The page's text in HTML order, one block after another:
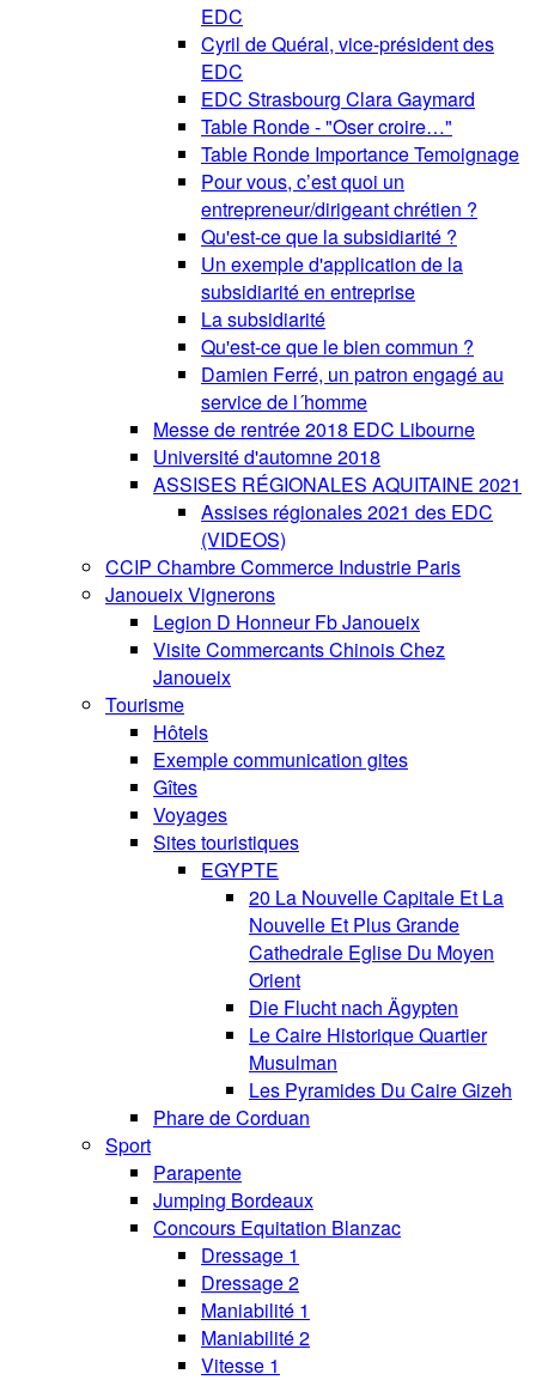
EDC
Cyril de Quéral, vice-président des
EDC
EDC Strasbourg Clara Gaymard
Table Ronde - "Oser croire…"
Table Ronde Importance Temoignage
Pour vous, c’est quoi un
entrepreneur/dirigeant chrétien ?
Qu'est-ce que la subsidiarité ?
Un exemple d'application de la
subsidiarité en entreprise
La subsidiarité
Qu'est-ce que le bien commun ?
Damien Ferré, un patron engagé au
service de l´homme
Messe de rentrée 2018 EDC Libourne
Université d'automne 2018
ASSISES RÉGIONALES AQUITAINE 2021
Assises régionales 2021 des EDC
(VIDEOS)
CCIP Chambre Commerce Industrie Paris
Janoueix Vignerons
Legion D Honneur Fb Janoueix
Visite Commercants Chinois Chez
Janoueix
Tourisme
Hôtels
Exemple communication gites
Gîtes
Voyages
Sites touristiques
EGYPTE
20 La Nouvelle Capitale Et La
Nouvelle Et Plus Grande
Cathedrale Eglise Du Moyen
Orient
Die Flucht nach Ägypten
Le Caire Historique Quartier
Musulman
Les Pyramides Du Caire Gizeh
Phare de Corduan
Sport
Parapente
Jumping Bordeaux
Concours Equitation Blanzac
Dressage 1
Dressage 2
Maniabilité 1
Maniabilité 2
Vitesse 1